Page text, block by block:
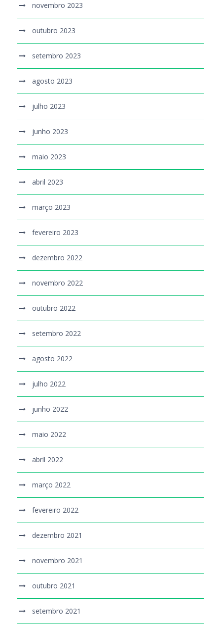
novembro 2023
outubro 2023
setembro 2023
agosto 2023
julho 2023
junho 2023
maio 2023
abril 2023
março 2023
fevereiro 2023
dezembro 2022
novembro 2022
outubro 2022
setembro 2022
agosto 2022
julho 2022
junho 2022
maio 2022
abril 2022
março 2022
fevereiro 2022
dezembro 2021
novembro 2021
outubro 2021
setembro 2021